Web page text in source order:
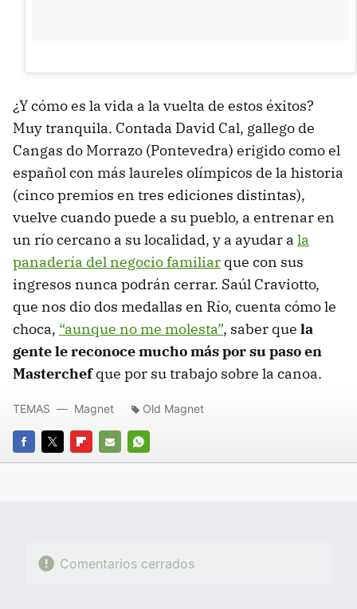
¿Y cómo es la vida a la vuelta de estos éxitos?
Muy tranquila. Contada David Cal, gallego de
Cangas do Morrazo (Pontevedra) erigido como el
español con más laureles olímpicos de la historia
(cinco premios en tres ediciones distintas),
vuelve cuando puede a su pueblo, a entrenar en
un río cercano a su localidad, y a ayudar a la
panadería del negocio familiar que con sus
ingresos nunca podrán cerrar. Saúl Craviotto,
que nos dio dos medallas en Río, cuenta cómo le
choca, “aunque no me molesta”, saber que la
gente le reconoce mucho más por su paso en
Masterchefque por su trabajo sobre la canoa.
FACEBOOK
TWITTERFLIPBOARD
E-
WHATSAPP
TEMAS Magnet Old Magnet
Comentarios cerrados